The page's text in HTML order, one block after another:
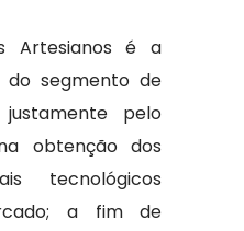
Artesianos é a
do segmento de
justamente pelo
obtenção dos
tecnológicos
a fim de